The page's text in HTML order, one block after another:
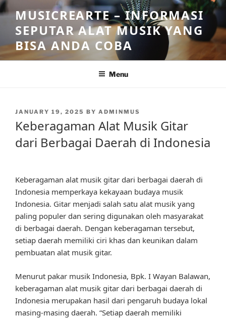
Skip
to
content
MUSICREARTE – INFORMASI
SEPUTAR ALAT MUSIK YANG
BISA ANDA COBA
Menu
POSTED
JANUARY 19, 2025 BY ADMINMUS
Keberagaman Alat Musik Gitar
dari Berbagai Daerah di Indonesia
Keberagaman alat musik gitar dari berbagai daerah di
Indonesia memperkaya kekayaan budaya musik
Indonesia. Gitar menjadi salah satu alat musik yang
paling populer dan sering digunakan oleh masyarakat
di berbagai daerah. Dengan keberagaman tersebut,
setiap daerah memiliki ciri khas dan keunikan dalam
pembuatan alat musik gitar.
Menurut pakar musik Indonesia, Bpk. I Wayan Balawan,
keberagaman alat musik gitar dari berbagai daerah di
Indonesia merupakan hasil dari pengaruh budaya lokal
masing-masing daerah. “Setiap daerah memiliki